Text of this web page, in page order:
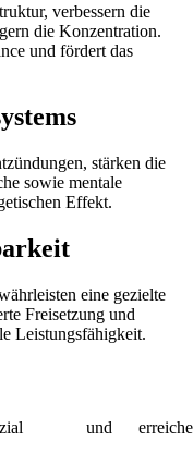
verbessern die
die Konzentration.
und fördert das
stärken die
sowie mentale
Effekt.
eine gezielte
Freisetzung und
Leistungsfähigkeit.
und erreiche